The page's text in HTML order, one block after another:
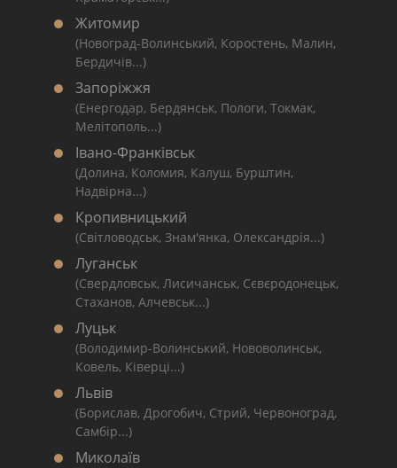
Житомир
(Новоград-Волинський, Коростень, Малин,
Бердичів...)
Запоріжжя
(Енергодар, Бердянськ, Пологи, Токмак,
Мелітополь...)
Івано-Франківськ
(Долина, Коломия, Калуш, Бурштин,
Надвірна...)
Кропивницький
(Світловодськ, Знам'янка, Олександрія...)
Луганськ
(Свердловськ, Лисичанськ, Сєвєродонецьк,
Стаханов, Алчевськ...)
Луцьк
(Володимир-Волинський, Нововолинськ,
Ковель, Ківерці...)
Львів
(Борислав, Дрогобич, Стрий, Червоноград,
Самбір...)
Миколаїв